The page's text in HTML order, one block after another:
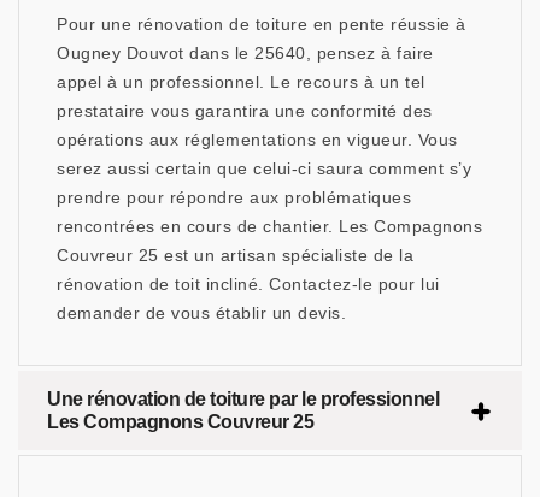
Pour une rénovation de toiture en pente réussie à
Ougney Douvot dans le 25640, pensez à faire
appel à un professionnel. Le recours à un tel
prestataire vous garantira une conformité des
opérations aux réglementations en vigueur. Vous
serez aussi certain que celui-ci saura comment s’y
prendre pour répondre aux problématiques
rencontrées en cours de chantier. Les Compagnons
Couvreur 25 est un artisan spécialiste de la
rénovation de toit incliné. Contactez-le pour lui
demander de vous établir un devis.
Une rénovation de toiture par le professionnel
Les Compagnons Couvreur 25